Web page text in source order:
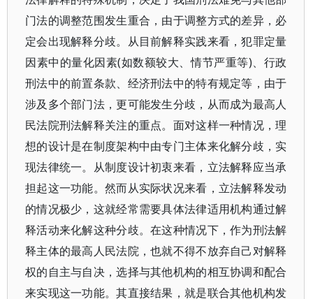
门法的调整范围发生重合，由于调整方式的差异，必
定会出现解释分歧。从目前解释实践来看，犯罪定量
因素中的量化因素(如数额较大、情节严重等)、行政
刑法中的前置条款、经济刑法中的特有规定等，由于
涉及多个部门法，更可能发生分歧，从而成为最高人
民法院刑法解释关注的重点。面对这样一种情况，理
想的设计是在制度架构中由专门主体来化解分歧，实
现法律统一。从制度设计初衷来看，立法解释应当承
担起这一功能。然而从实际状况来看，立法解释发动
的情况极少，这就经常需要具体法律适用机构通过解
释活动来化解这种分歧。在这种情况下，作为刑法解
释主体的最高人民法院，也就不得不放弃自己对解释
权的自主与自决，选择与其他机构的相互协调和配合
来实现这一功能。其直接结果，就是联合其他机构发